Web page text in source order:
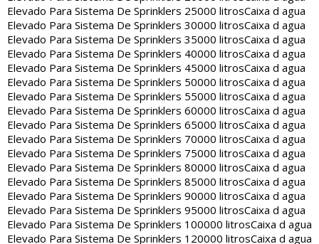
Elevado Para Sistema De Sprinklers 25000 litrosCaixa d agua
Elevado Para Sistema De Sprinklers 30000 litrosCaixa d agua
Elevado Para Sistema De Sprinklers 35000 litrosCaixa d agua
Elevado Para Sistema De Sprinklers 40000 litrosCaixa d agua
Elevado Para Sistema De Sprinklers 45000 litrosCaixa d agua
Elevado Para Sistema De Sprinklers 50000 litrosCaixa d agua
Elevado Para Sistema De Sprinklers 55000 litrosCaixa d agua
Elevado Para Sistema De Sprinklers 60000 litrosCaixa d agua
Elevado Para Sistema De Sprinklers 65000 litrosCaixa d agua
Elevado Para Sistema De Sprinklers 70000 litrosCaixa d agua
Elevado Para Sistema De Sprinklers 75000 litrosCaixa d agua
Elevado Para Sistema De Sprinklers 80000 litrosCaixa d agua
Elevado Para Sistema De Sprinklers 85000 litrosCaixa d agua
Elevado Para Sistema De Sprinklers 90000 litrosCaixa d agua
Elevado Para Sistema De Sprinklers 95000 litrosCaixa d agua
Elevado Para Sistema De Sprinklers 100000 litrosCaixa d agua
Elevado Para Sistema De Sprinklers 120000 litrosCaixa d agua